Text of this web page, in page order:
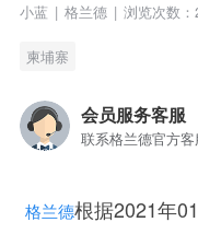
小蓝 | 格兰德 | 浏览次数：
柬埔寨
会员服务客服
联系格兰德官方
格兰德根据2021年